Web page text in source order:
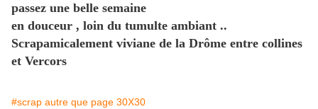
passez une belle semaine
en douceur , loin du tumulte ambiant ..
Scrapamicalement viviane de la Drôme entre collines
et Vercors
#scrap autre que page 30X30